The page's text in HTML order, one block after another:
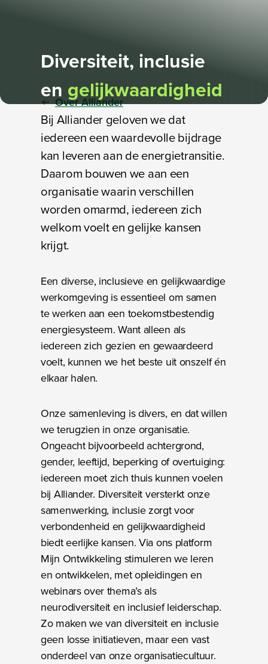
Diversiteit, inclusie
en gelijkwaardigheid
Over Alliander
Bij Alliander geloven we dat
iedereen een waardevolle bijdrage
kan leveren aan de energietransitie.
Daarom bouwen we aan een
organisatie waarin verschillen
worden omarmd, iedereen zich
welkom voelt en gelijke kansen
krijgt.
Een diverse, inclusieve en gelijkwaardige
werkomgeving is essentieel om samen
te werken aan een toekomstbestendig
energiesysteem. Want alleen als
iedereen zich gezien en gewaardeerd
voelt, kunnen we het beste uit onszelf én
elkaar halen.
Onze samenleving is divers, en dat willen
we terugzien in onze organisatie.
Ongeacht bijvoorbeeld achtergrond,
gender, leeftijd, beperking of overtuiging:
iedereen moet zich thuis kunnen voelen
bij Alliander. Diversiteit versterkt onze
samenwerking, inclusie zorgt voor
verbondenheid en gelijkwaardigheid
biedt eerlijke kansen. Via ons platform
Mijn Ontwikkeling stimuleren we leren
en ontwikkelen, met opleidingen en
webinars over thema’s als
neurodiversiteit en inclusief leiderschap.
Zo maken we van diversiteit en inclusie
geen losse initiatieven, maar een vast
onderdeel van onze organisatiecultuur.